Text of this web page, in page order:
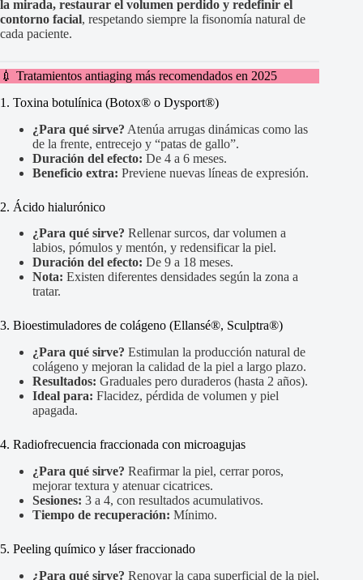
la mirada, restaurar el volumen perdido y redefinir el
contorno facial, respetando siempre la fisonomía natural de
cada paciente.
💉 Tratamientos antiaging más recomendados en 2025
1. Toxina botulínica (Botox® o Dysport®)
¿Para qué sirve? Atenúa arrugas dinámicas como las
de la frente, entrecejo y “patas de gallo”.
Duración del efecto: De 4 a 6 meses.
Beneficio extra: Previene nuevas líneas de expresión.
2. Ácido hialurónico
¿Para qué sirve? Rellenar surcos, dar volumen a
labios, pómulos y mentón, y redensificar la piel.
Duración del efecto: De 9 a 18 meses.
Nota: Existen diferentes densidades según la zona a
tratar.
3. Bioestimuladores de colágeno (Ellansé®, Sculptra®)
¿Para qué sirve? Estimulan la producción natural de
colágeno y mejoran la calidad de la piel a largo plazo.
Resultados: Graduales pero duraderos (hasta 2 años).
Ideal para: Flacidez, pérdida de volumen y piel
apagada.
4. Radiofrecuencia fraccionada con microagujas
¿Para qué sirve? Reafirmar la piel, cerrar poros,
mejorar textura y atenuar cicatrices.
Sesiones: 3 a 4, con resultados acumulativos.
Tiempo de recuperación: Mínimo.
5. Peeling químico y láser fraccionado
¿Para qué sirve? Renovar la capa superficial de la piel,